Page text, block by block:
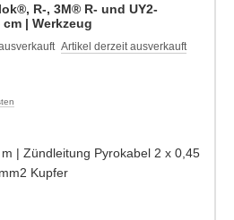
R-, 3M® R- und UY2-
| Werkzeug
Artikel derzeit ausverkauft